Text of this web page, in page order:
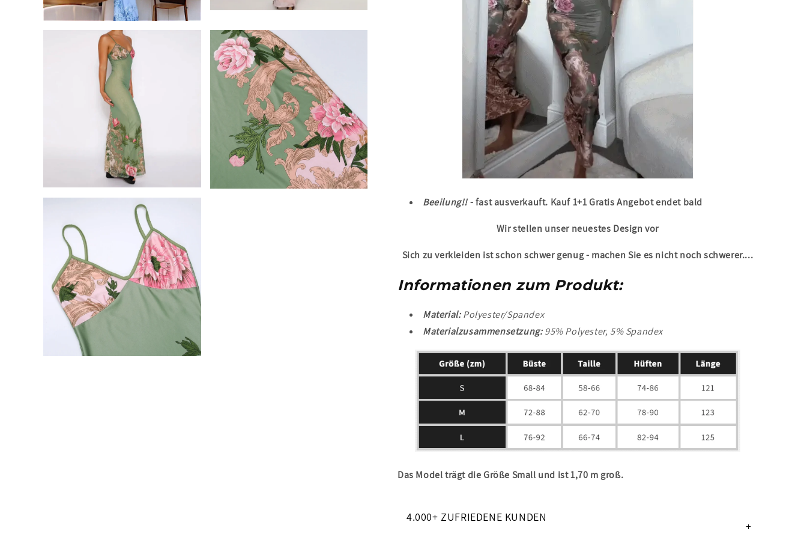
Beeilung!!- fast ausverkauft. Kauf 1+1 Gratis Angebot endet bald
Wir stellen unser neuestes Design vor
Sich zu verkleiden ist schon schwer genug - machen Sie es nicht noch schwerer....
Informationen zum Produkt:
Material:Polyester/Spandex
Materialzusammensetzung: 95% Polyester, 5% Spandex
Das Model trägt die Größe Small und ist 1,70 m groß.
4.000+ ZUFRIEDENE KUNDEN
+